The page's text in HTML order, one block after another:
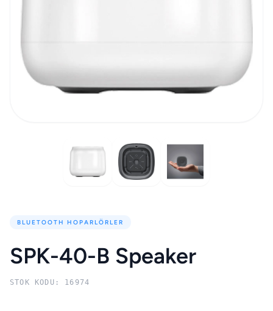
BLUETOOTH HOPARLÖRLER
SPK-40-B Speaker
STOK KODU: 16974